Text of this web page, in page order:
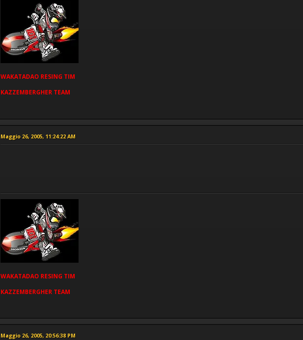
WAKATADAO RESING TIM
KAZZEMBERGHER TEAM
Maggio 26, 2005, 11:24:22 AM
WAKATADAO RESING TIM
KAZZEMBERGHER TEAM
Maggio 26, 2005, 20:56:38 PM